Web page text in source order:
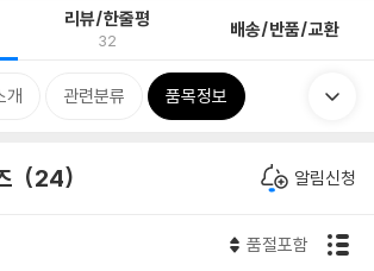
리뷰/한줄평
32 배송/반품/교환
개 관련분류 품목정보
24 알림신청
품절포함